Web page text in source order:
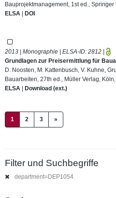
Bauprojektmanagement, 1st ed., Springer
ELSA | DOI
2013 | Monographie | ELSA-ID: 2812 |
Grundlagen zur Preisermittlung für
D. Noosten, M. Kattenbusch, V. Kuhne,
Bauarbeiten, 27th ed., Müller Verlag, Köln,
ELSA | Download (ext.)
1 (current)
2 3 »
Filter und Suchbegriffe
department=DEP1054